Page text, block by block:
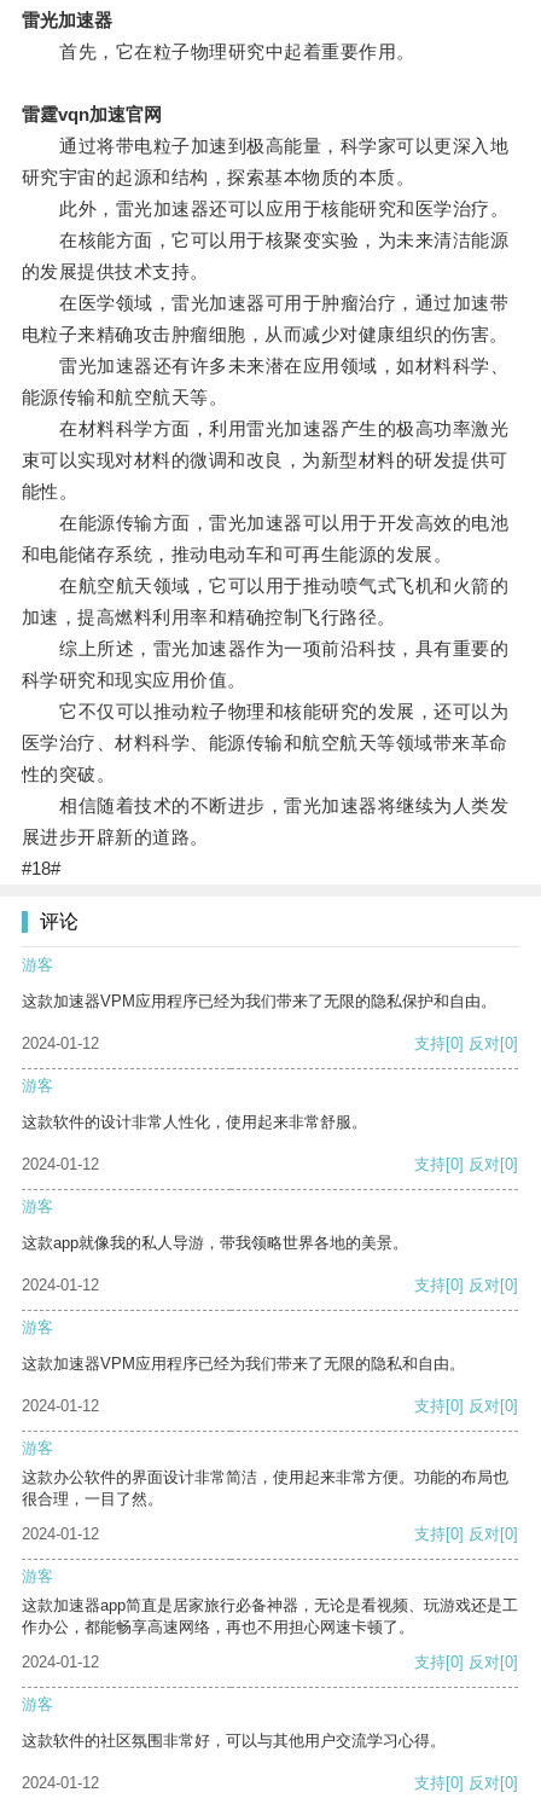
雷光加速器
首先，它在粒子物理研究中起着重要作用。
雷霆vqn加速官网
通过将带电粒子加速到极高能量，科学家可以更深入地
研究宇宙的起源和结构，探索基本物质的本质。
此外，雷光加速器还可以应用于核能研究和医学治疗。
在核能方面，它可以用于核聚变实验，为未来清洁能源
的发展提供技术支持。
在医学领域，雷光加速器可用于肿瘤治疗，通过加速带
电粒子来精确攻击肿瘤细胞，从而减少对健康组织的伤害。
雷光加速器还有许多未来潜在应用领域，如材料科学、
能源传输和航空航天等。
在材料科学方面，利用雷光加速器产生的极高功率激光
束可以实现对材料的微调和改良，为新型材料的研发提供可
能性。
在能源传输方面，雷光加速器可以用于开发高效的电池
和电能储存系统，推动电动车和可再生能源的发展。
在航空航天领域，它可以用于推动喷气式飞机和火箭的
加速，提高燃料利用率和精确控制飞行路径。
综上所述，雷光加速器作为一项前沿科技，具有重要的
科学研究和现实应用价值。
它不仅可以推动粒子物理和核能研究的发展，还可以为
医学治疗、材料科学、能源传输和航空航天等领域带来革命
性的突破。
相信随着技术的不断进步，雷光加速器将继续为人类发
展进步开辟新的道路。
#18#
评论
游客
这款加速器VPM应用程序已经为我们带来了无限的隐私保护和自由。
2024-01-12 支持[0] 反对[0]
游客
这款软件的设计非常人性化，使用起来非常舒服。
2024-01-12 支持[0] 反对[0]
游客
这款app就像我的私人导游，带我领略世界各地的美景。
2024-01-12 支持[0] 反对[0]
游客
这款加速器VPM应用程序已经为我们带来了无限的隐私和自由。
2024-01-12 支持[0] 反对[0]
游客
这款办公软件的界面设计非常简洁，使用起来非常方便。功能的布局也
很合理，一目了然。
2024-01-12
支持[0] 反对[0]
游客
这款加速器app简直是居家旅行必备神器，无论是看视频、玩游戏还是工
作办公，都能畅享高速网络，再也不用担心网速卡顿了。
2024-01-12
支持[0] 反对[0]
游客
这款软件的社区氛围非常好，可以与其他用户交流学习心得。
2024-01-12 支持[0] 反对[0]